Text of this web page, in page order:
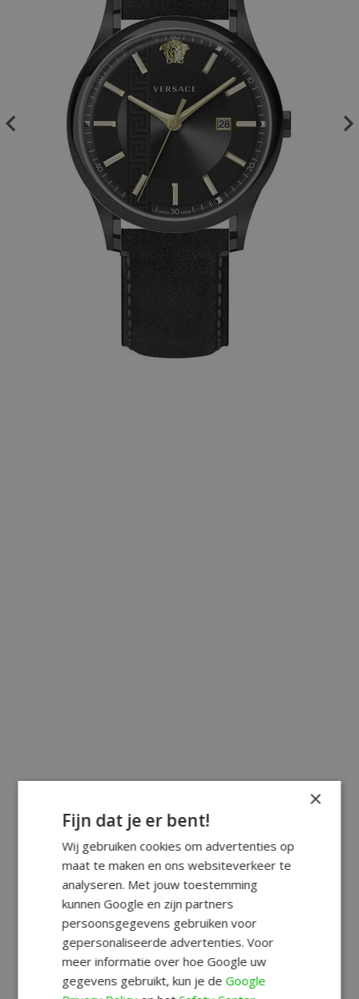
×
Fijn dat je er bent!
Wij gebruiken cookies om advertenties op
maat te maken en ons websiteverkeer te
analyseren. Met jouw toestemming
kunnen Google en zijn partners
persoonsgegevens gebruiken voor
gepersonaliseerde advertenties. Voor
meer informatie over hoe Google uw
gegevens gebruikt, kun je deGoogle